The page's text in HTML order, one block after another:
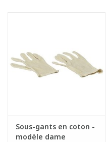
Sous-gants en coton -
modèle dame